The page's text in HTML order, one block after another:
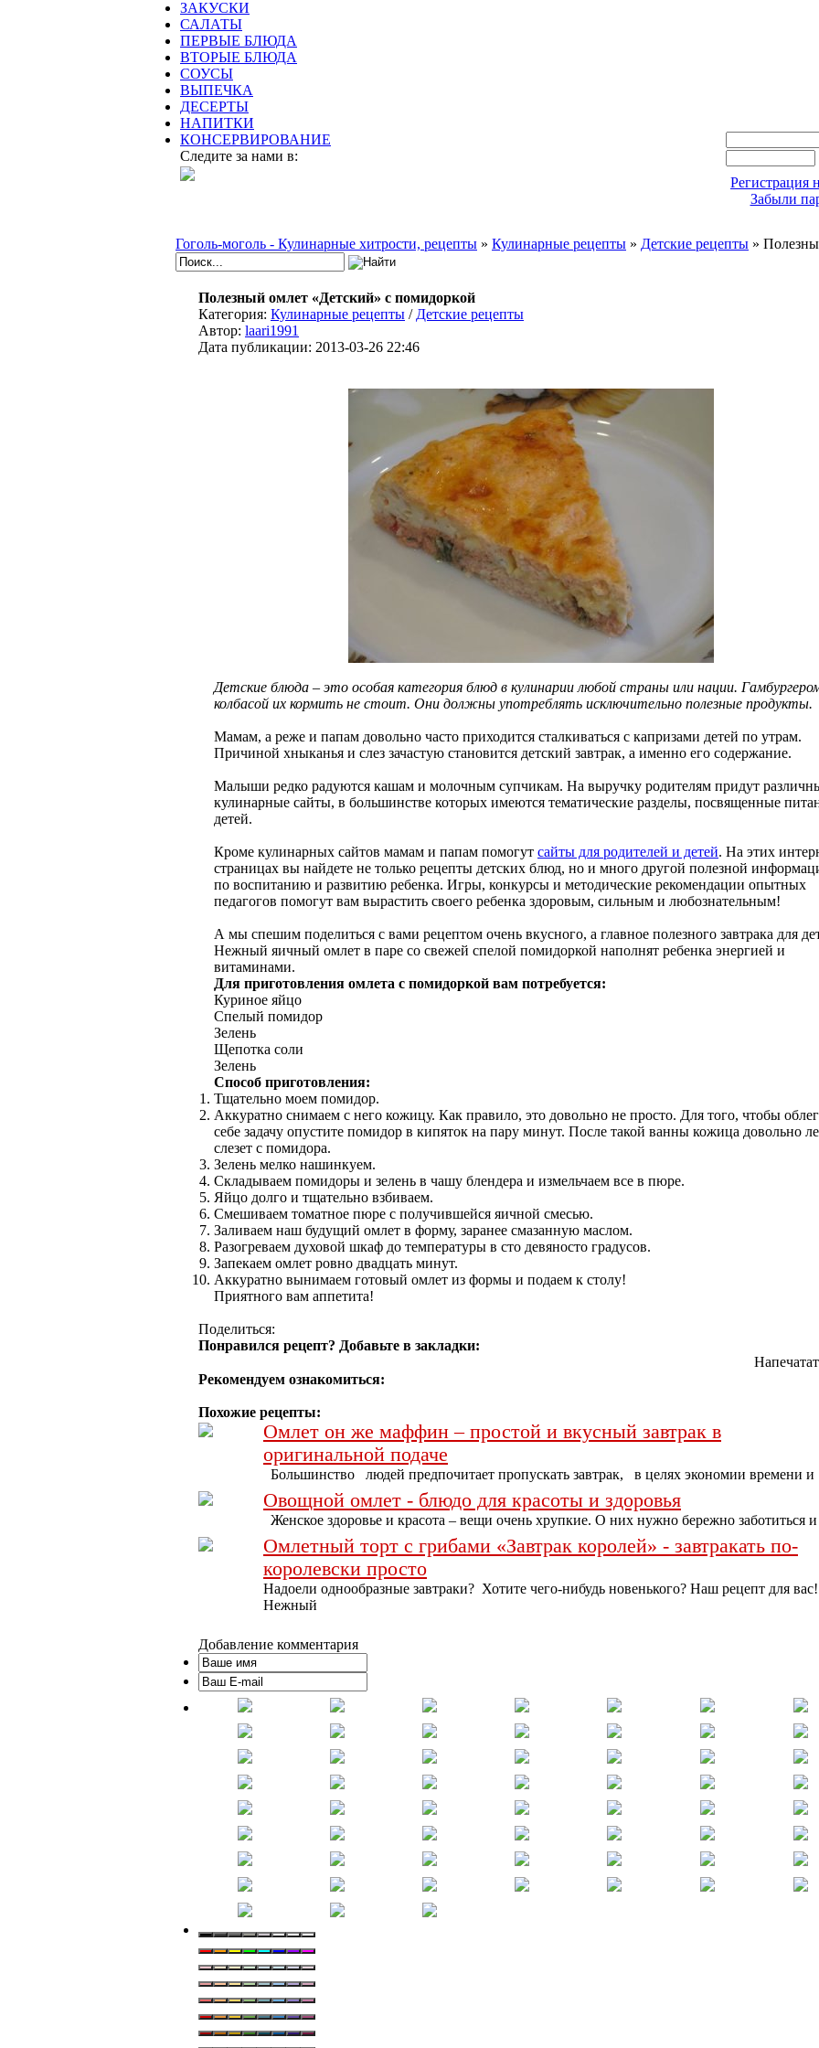
ЗАКУСКИ
САЛАТЫ
ПЕРВЫЕ БЛЮДА
ВТОРЫЕ БЛЮДА
СОУСЫ
ВЫПЕЧКА
ДЕСЕРТЫ
НАПИТКИ
КОНСЕРВИРОВАНИЕ
Следите за нами в:
Регистрация
Забыли
Гоголь-моголь - Кулинарные хитрости, рецепты » Кулинарные рецепты » Детские рецепты »
Полезный омлет «Детский» с помидоркой
Категория: Кулинарные рецепты / Детские рецепты
Автор: laari1991
Дата публикации: 2013-03-26 22:46
Детские блюда – это особая категория блюд в кулинарии любой страны или нации.
колбасой их кормить не стоит. Они должны употреблять исключительно полезные продукты.
Мамам, а реже и папам довольно часто приходится сталкиваться с капризами детей по утрам.
Причиной хныканья и слез зачастую становится детский завтрак, а именно его содержание.
Малыши редко радуются кашам и молочным супчикам. На выручку родителям придут
кулинарные сайты, в большинстве которых имеются тематические разделы, посвященные
детей.
Кроме кулинарных сайтов мамам и папам помогут сайты для родителей и детей. На этих
страницах вы найдете не только рецепты детских блюд, но и много другой полезной
по воспитанию и развитию ребенка. Игры, конкурсы и методические рекомендации опытных
педагогов помогут вам вырастить своего ребенка здоровым, сильным и любознательным!
А мы спешим поделиться с вами рецептом очень вкусного, а главное полезного завтрака для
Нежный яичный омлет в паре со свежей спелой помидоркой наполнят ребенка энергией и
витаминами.
Для приготовления омлета с помидоркой вам потребуется:
Куриное яйцо
Спелый помидор
Зелень
Щепотка соли
Зелень
Способ приготовления:
Тщательно моем помидор.
Аккуратно снимаем с него кожицу. Как правило, это довольно не просто. Для того, чтобы
себе задачу опустите помидор в кипяток на пару минут. После такой ванны кожица довольно
слезет с помидора.
Зелень мелко нашинкуем.
Складываем помидоры и зелень в чашу блендера и измельчаем все в пюре.
Яйцо долго и тщательно взбиваем.
Смешиваем томатное пюре с получившейся яичной смесью.
Заливаем наш будущий омлет в форму, заранее смазанную маслом.
Разогреваем духовой шкаф до температуры в сто девяносто градусов.
Запекаем омлет ровно двадцать минут.
Аккуратно вынимаем готовый омлет из формы и подаем к столу!
Приятного вам аппетита!
Поделиться:
Понравился рецепт? Добавьте в закладки:
Рекомендуем ознакомиться:
Похожие рецепты:
Омлет он же маффин – простой и вкусный завтрак в
оригинальной подаче
Большинство людей предпочитает пропускать завтрак, в целях экономии времени и
Овощной омлет - блюдо для красоты и здоровья
Женское здоровье и красота – вещи очень хрупкие. О них нужно бережно заботиться и
Омлетный торт с грибами «Завтрак королей» - завтракать по-
королевски просто
Надоели однообразные завтраки? Хотите чего-нибудь новенького? Наш рецепт для вас!
Нежный
Добавление комментария